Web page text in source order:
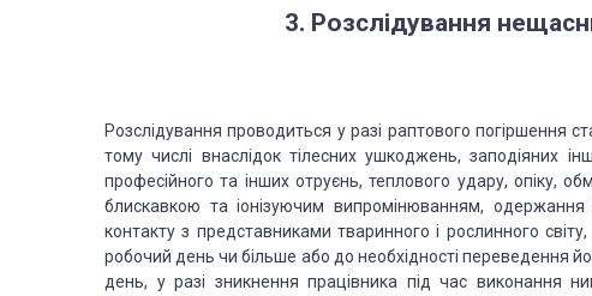
3. Розслідування
Розслідування проводиться у разі раптового погіршення
тому числі внаслідок тілесних ушкоджень, заподіяних
професійного та інших отруєнь, теплового удару, опіку,
блискавкою та іонізуючим випромінюванням, одержання
контакту з представниками тваринного і рослинного
робочий день чи більше або до необхідності переведення
день, у разі зникнення працівника під час виконання